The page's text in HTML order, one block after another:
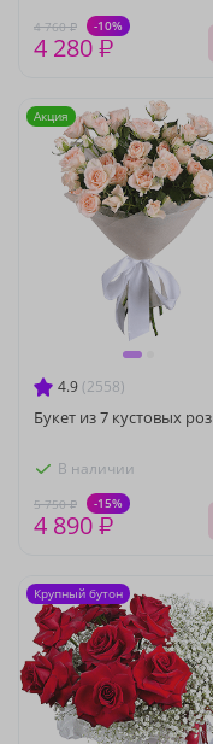
4 760 ₽ -10%
4 280 ₽
4.9 (2558)
Букет из 7 кустовых роз
В наличии
5 750 ₽ -15%
4 890 ₽
Акция
Крупный бутон